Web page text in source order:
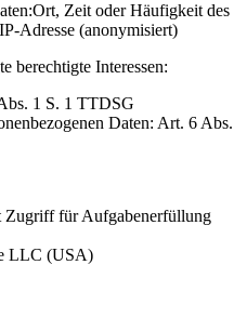
Ort, Zeit oder Häufigkeit des
Adresse (anonymisiert)
berechtigte Interessen:
1 S. 1 TTDSG
Daten: Art. 6 Abs.
Zugriff für Aufgabenerfüllung
LLC (USA)